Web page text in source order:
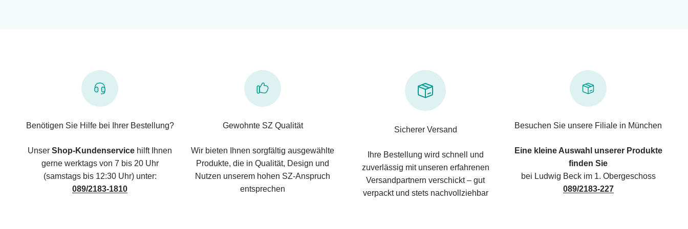
Benötigen Sie Hilfe bei Ihrer Bestellung?
Unser Shop-Kundenservice hilft Ihnen
gerne werktags von 7 bis 20 Uhr
(samstags bis 12:30 Uhr) unter:
089/2183-1810
Gewohnte SZ Qualität
Wir bieten Ihnen sorgfältig ausgewählte
Produkte, die in Qualität, Design und
Nutzen unserem hohen SZ-Anspruch
entsprechen
Sicherer Versand
Ihre Bestellung wird schnell und
zuverlässig mit unseren erfahrenen
Versandpartnern verschickt – gut
verpackt und stets nachvollziehbar
Besuchen Sie unsere Filiale in München
Eine kleine Auswahl unserer Produkte
finden Sie
bei Ludwig Beck im 1. Obergeschoss
089/2183-227